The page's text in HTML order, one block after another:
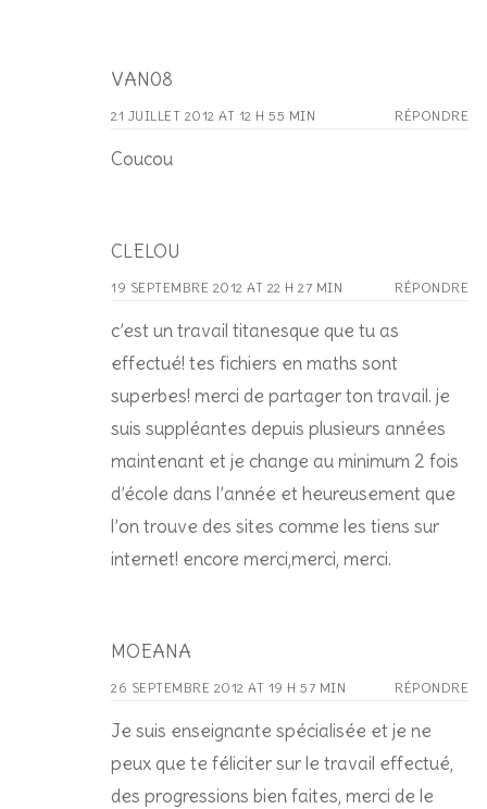
VAN08
21 JUILLET 2012 AT 12 H 55 MIN RÉPONDRE
Coucou
CLELOU
19 SEPTEMBRE 2012 AT 22 H 27 MIN RÉPONDRE
c’est un travail titanesque que tu as
effectué! tes fichiers en maths sont
superbes! merci de partager ton travail. je
suis suppléantes depuis plusieurs années
maintenant et je change au minimum 2 fois
d’école dans l’année et heureusement que
l’on trouve des sites comme les tiens sur
internet! encore merci,merci, merci.
MOEANA
26 SEPTEMBRE 2012 AT 19 H 57 MIN RÉPONDRE
Je suis enseignante spécialisée et je ne
peux que te féliciter sur le travail effectué,
des progressions bien faites, merci de le